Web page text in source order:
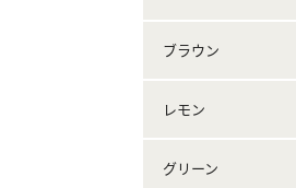
ブラウン
レモン
グリーン